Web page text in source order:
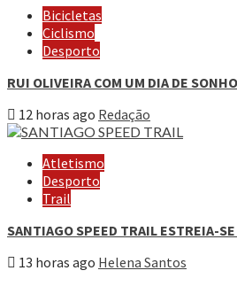
Bicicletas
Ciclismo
Desporto
RUI OLIVEIRA COM UM DIA DE SONHO
12 horas ago Redação
Atletismo
Desporto
Trail
SANTIAGO SPEED TRAIL ESTREIA-
13 horas ago Helena Santos